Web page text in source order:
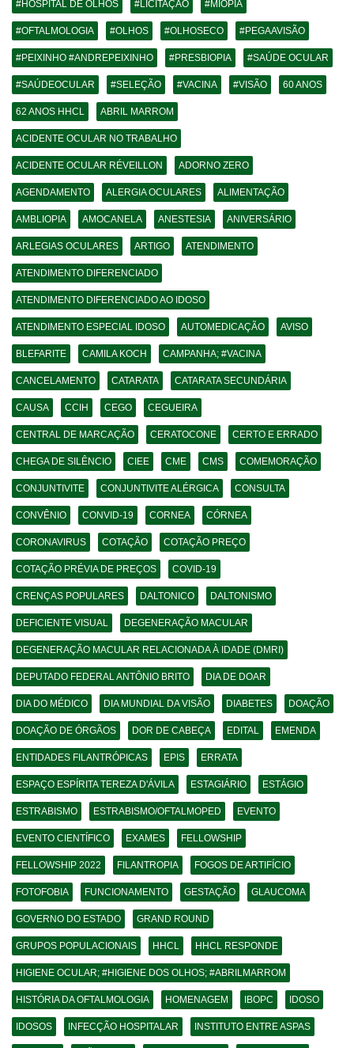
#HOSPITAL DE OLHOS #LICITAÇÃO #MIOPIA
#OFTALMOLOGIA #OLHOS #OLHOSECO #PEGAAVISÃO
#PEIXINHO #ANDREPEIXINHO #PRESBIOPIA #SAÚDE OCULAR
#SAÚDEOCULAR #SELEÇÃO #VACINA #VISÃO 60 ANOS
62 ANOS HHCL ABRIL MARROM
ACIDENTE OCULAR NO TRABALHO
ACIDENTE OCULAR RÉVEILLON ADORNO ZERO
AGENDAMENTO ALERGIA OCULARES ALIMENTAÇÃO
AMBLIOPIA AMOCANELA ANESTESIA ANIVERSÁRIO
ARLEGIAS OCULARES ARTIGO ATENDIMENTO
ATENDIMENTO DIFERENCIADO
ATENDIMENTO DIFERENCIADO AO IDOSO
ATENDIMENTO ESPECIAL IDOSO AUTOMEDICAÇÃO AVISO
BLEFARITE CAMILA KOCH CAMPANHA; #VACINA
CANCELAMENTO CATARATA CATARATA SECUNDÁRIA
CAUSA CCIH CEGO CEGUEIRA
CENTRAL DE MARCAÇÃO CERATOCONE CERTO E ERRADO
CHEGA DE SILÊNCIO CIEE CME CMS COMEMORAÇÃO
CONJUNTIVITE CONJUNTIVITE ALÉRGICA CONSULTA
CONVÊNIO CONVID-19 CORNEA CÓRNEA
CORONAVIRUS COTAÇÃO COTAÇÃO PREÇO
COTAÇÃO PRÉVIA DE PREÇOS COVID-19
CRENÇAS POPULARES DALTONICO DALTONISMO
DEFICIENTE VISUAL DEGENERAÇÃO MACULAR
DEGENERAÇÃO MACULAR RELACIONADA À IDADE (DMRI)
DEPUTADO FEDERAL ANTÔNIO BRITO DIA DE DOAR
DIA DO MÉDICO DIA MUNDIAL DA VISÃO DIABETES DOAÇÃO
DOAÇÃO DE ÓRGÃOS DOR DE CABEÇA EDITAL EMENDA
ENTIDADES FILANTRÓPICAS EPIS ERRATA
ESPAÇO ESPÍRITA TEREZA D'ÁVILA ESTAGIÁRIO ESTÁGIO
ESTRABISMO ESTRABISMO/OFTALMOPED EVENTO
EVENTO CIENTÍFICO EXAMES FELLOWSHIP
FELLOWSHIP 2022 FILANTROPIA FOGOS DE ARTIFÍCIO
FOTOFOBIA FUNCIONAMENTO GESTAÇÃO GLAUCOMA
GOVERNO DO ESTADO GRAND ROUND
GRUPOS POPULACIONAIS HHCL HHCL RESPONDE
HIGIENE OCULAR; #HIGIENE DOS OLHOS; #ABRILMARROM
HISTÓRIA DA OFTALMOLOGIA HOMENAGEM IBOPC IDOSO
IDOSOS INFECÇÃO HOSPITALAR INSTITUTO ENTRE ASPAS